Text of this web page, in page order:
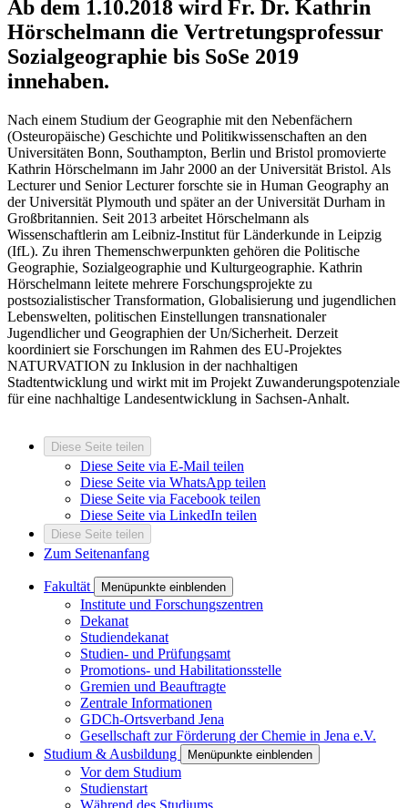
Ab dem 1.10.2018 wird Fr. Dr. Kathrin
Hörschelmann die Vertretungsprofessur
Sozialgeographie bis SoSe 2019
innehaben.
Nach einem Studium der Geographie mit den Nebenfächern
(Osteuropäische) Geschichte und Politikwissenschaften an den
Universitäten Bonn, Southampton, Berlin und Bristol promovierte
Kathrin Hörschelmann im Jahr 2000 an der Universität Bristol. Als
Lecturer und Senior Lecturer forschte sie in Human Geography an
der Universität Plymouth und später an der Universität Durham in
Großbritannien. Seit 2013 arbeitet Hörschelmann als
Wissenschaftlerin am Leibniz-Institut für Länderkunde in Leipzig
(IfL). Zu ihren Themenschwerpunkten gehören die Politische
Geographie, Sozialgeographie und Kulturgeographie. Kathrin
Hörschelmann leitete mehrere Forschungsprojekte zu
postsozialistischer Transformation, Globalisierung und jugendlichen
Lebenswelten, politischen Einstellungen transnationaler
Jugendlicher und Geographien der Un/Sicherheit. Derzeit
koordiniert sie Forschungen im Rahmen des EU-Projektes
NATURVATION zu Inklusion in der nachhaltigen
Stadtentwicklung und wirkt mit im Projekt Zuwanderungspotenziale
für eine nachhaltige Landesentwicklung in Sachsen-Anhalt.
Diese Seite teilen
Diese Seite via E-Mail teilen
Diese Seite via WhatsApp teilen
Diese Seite via Facebook teilen
Diese Seite via LinkedIn teilen
Diese Seite teilen
Zum Seitenanfang
Fakultät Menüpunkte einblenden
Institute und Forschungszentren
Dekanat
Studiendekanat
Studien- und Prüfungsamt
Promotions- und Habilitationsstelle
Gremien und Beauftragte
Zentrale Informationen
GDCh-Ortsverband Jena
Gesellschaft zur Förderung der Chemie in Jena e.V.
Studium & Ausbildung
Menüpunkte einblenden
Vor dem Studium
Studienstart
Während des Studiums